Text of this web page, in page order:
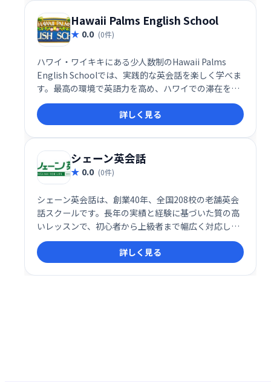
Hawaii Palms English School
0.0 (0件)
ハワイ・ワイキキにある少人数制のHawaii Palms
English Schoolでは、実践的な英会話を楽しく学べま
す。最高の環境で英語力を高め、ハワイでの滞在を充
実させましょう。
詳しく見る
シェーン英会話
0.0 (0件)
シェーン英会話は、創業40年、全国208校の老舗英会
話スクールです。長年の実績と経験に基づいた質の高
いレッスンで、初心者から上級者まで幅広く対応して
います。英会話スキル向上を目指す方、ぜひシェーン
英会話で、理想の英語力を手に入れましょう。
詳しく見る